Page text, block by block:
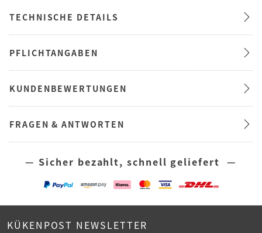
TECHNISCHE DETAILS
PFLICHTANGABEN
KUNDENBEWERTUNGEN
FRAGEN & ANTWORTEN
— Sicher bezahlt, schnell geliefert —
KÜKENPOST NEWSLETTER